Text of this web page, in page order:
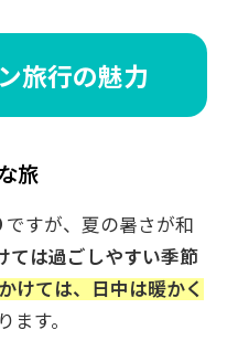
セロナ到着
内観光
→トレド日帰り観光
（アルハンブラ宮
旅行の魅力
旅
ですが、夏の暑さが和
ては過ごしやすい季節
けては、日中は暖かく
ます。